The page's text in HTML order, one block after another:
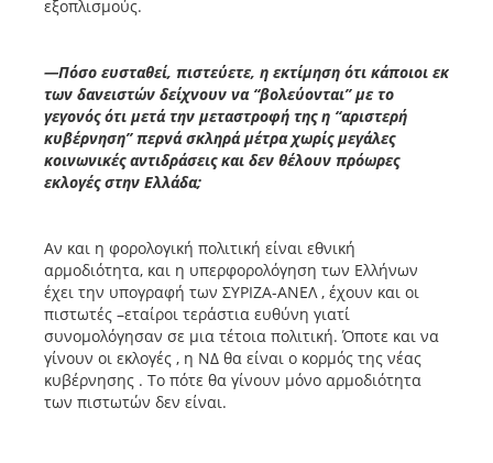
εξοπλισμούς.
—Πόσο ευσταθεί, πιστεύετε, η εκτίμηση ότι κάποιοι εκ
των δανειστών δείχνουν να “βολεύονται” με το
γεγονός ότι μετά την μεταστροφή της η “αριστερή
κυβέρνηση” περνά σκληρά μέτρα χωρίς μεγάλες
κοινωνικές αντιδράσεις και δεν θέλουν πρόωρες
εκλογές στην Ελλάδα;
Αν και η φορολογική πολιτική είναι εθνική
αρμοδιότητα, και η υπερφορολόγηση των Ελλήνων
έχει την υπογραφή των ΣΥΡΙΖΑ-ΑΝΕΛ , έχουν και οι
πιστωτές –εταίροι τεράστια ευθύνη γιατί
συνομολόγησαν σε μια τέτοια πολιτική. Όποτε και να
γίνουν οι εκλογές , η ΝΔ θα είναι ο κορμός της νέας
κυβέρνησης . Το πότε θα γίνουν μόνο αρμοδιότητα
των πιστωτών δεν είναι.